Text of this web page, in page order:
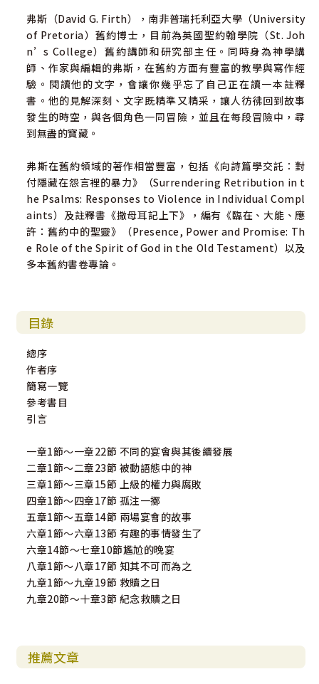
考，如何在基督的十字架裡，看神救贖的大工，以及在接下
來的故事中，應扮演什麼角色。
弗斯（David G. Firth），南非普瑞托利亞大學（University
of Pretoria）舊約博士，目前為英國聖約翰學院（St. Joh
n’s College）舊約講師和研究部主任。同時身為神學講
師、作家與編輯的弗斯，在舊約方面有豐富的教學與寫作經
驗。閱讀他的文字，會讓你幾乎忘了自己正在讀一本註釋
書。他的見解深刻、文字既精準又精采，讓人彷彿回到故事
發生的時空，與各個角色一同冒險，並且在每段冒險中，尋
到無盡的寶藏。
弗斯在舊約領域的著作相當豐富，包括《向詩篇學交託：對
付隱藏在怨言裡的暴力》（Surrendering Retribution in t
he Psalms: Responses to Violence in Individual Compl
aints）及註釋書《撒母耳記上下》，編有《臨在、大能、應
許：舊約中的聖靈》（Presence, Power and Promise: Th
e Role of the Spirit of God in the Old Testament）以及
多本舊約書卷專論。
目錄
總序
作者序
簡寫一覽
參考書目
引言
一章1節～一章22節 不同的宴會與其後續發展
二章1節～二章23節 被動語態中的神
三章1節～三章15節 上級的權力與腐敗
四章1節～四章17節 孤注一擲
五章1節～五章14節 兩場宴會的故事
六章1節～六章13節 有趣的事情發生了
六章14節～七章10節尷尬的晚宴
八章1節～八章17節 知其不可而為之
九章1節～九章19節 救贖之日
九章20節～十章3節 紀念救贖之日
推薦文章